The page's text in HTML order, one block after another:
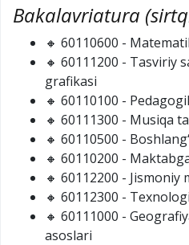
Bakalavriatura
🔸 60110600 -
🔸 60111200 - Tasviriy
grafikasi
🔸 60110100 -
🔸 60111300 - Musiqa
🔸 60110500 -
🔸 60110200 -
🔸 60112200 - Jismoniy
🔸 60112300 -
🔸 60111000 -
asoslari